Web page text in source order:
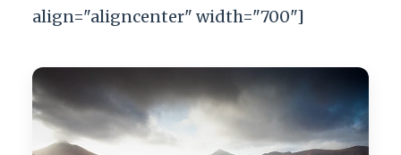
align="aligncenter" width="700"]